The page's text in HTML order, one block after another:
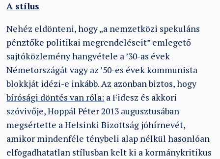
A stílus
Nehéz eldönteni, hogy „a nemzetközi spekuláns
pénztőke politikai megrendeléseit” emlegető
sajtóközlemény hangvétele a ’30-as évek
Németországát vagy az ’50-es évek kommunista
blokkját idézi-e inkább. Az azonban biztos, hogy
bírósági döntés van róla: a Fidesz és akkori
szóvivője, Hoppál Péter 2013 augusztusában
megsértette a Helsinki Bizottság jóhírnevét,
amikor mindenféle ténybeli alap nélkül hasonlóan
elfogadhatatlan stílusban kelt ki a kormánykritikus